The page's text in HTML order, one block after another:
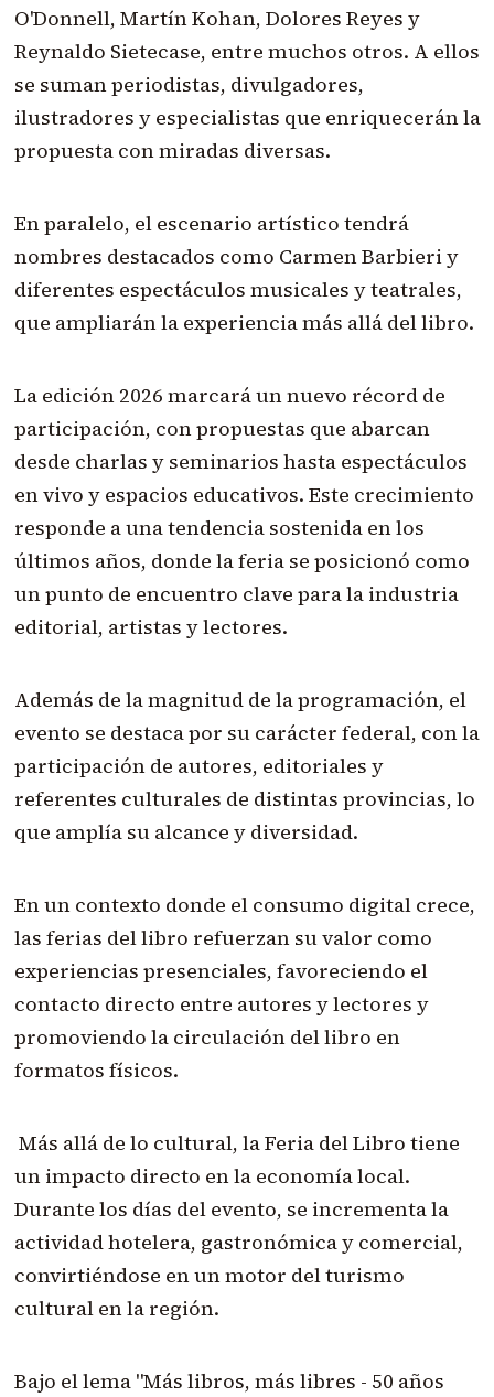
O'Donnell, Martín Kohan, Dolores Reyes y
Reynaldo Sietecase, entre muchos otros. A ellos
se suman periodistas, divulgadores,
ilustradores y especialistas que enriquecerán la
propuesta con miradas diversas.
En paralelo, el escenario artístico tendrá
nombres destacados como Carmen Barbieri y
diferentes espectáculos musicales y teatrales,
que ampliarán la experiencia más allá del libro.
La edición 2026 marcará un nuevo récord de
participación, con propuestas que abarcan
desde charlas y seminarios hasta espectáculos
en vivo y espacios educativos. Este crecimiento
responde a una tendencia sostenida en los
últimos años, donde la feria se posicionó como
un punto de encuentro clave para la industria
editorial, artistas y lectores.
Además de la magnitud de la programación, el
evento se destaca por su carácter federal, con la
participación de autores, editoriales y
referentes culturales de distintas provincias, lo
que amplía su alcance y diversidad.
En un contexto donde el consumo digital crece,
las ferias del libro refuerzan su valor como
experiencias presenciales, favoreciendo el
contacto directo entre autores y lectores y
promoviendo la circulación del libro en
formatos físicos.
Más allá de lo cultural, la Feria del Libro tiene
un impacto directo en la economía local.
Durante los días del evento, se incrementa la
actividad hotelera, gastronómica y comercial,
convirtiéndose en un motor del turismo
cultural en la región.
Bajo el lema "Más libros, más libres - 50 años